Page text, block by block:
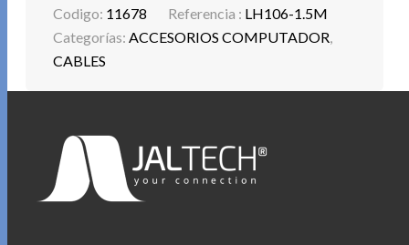
Codigo: 11678 Referencia : LH106-1.5M
Categorías:ACCESORIOS COMPUTADOR,
CABLES